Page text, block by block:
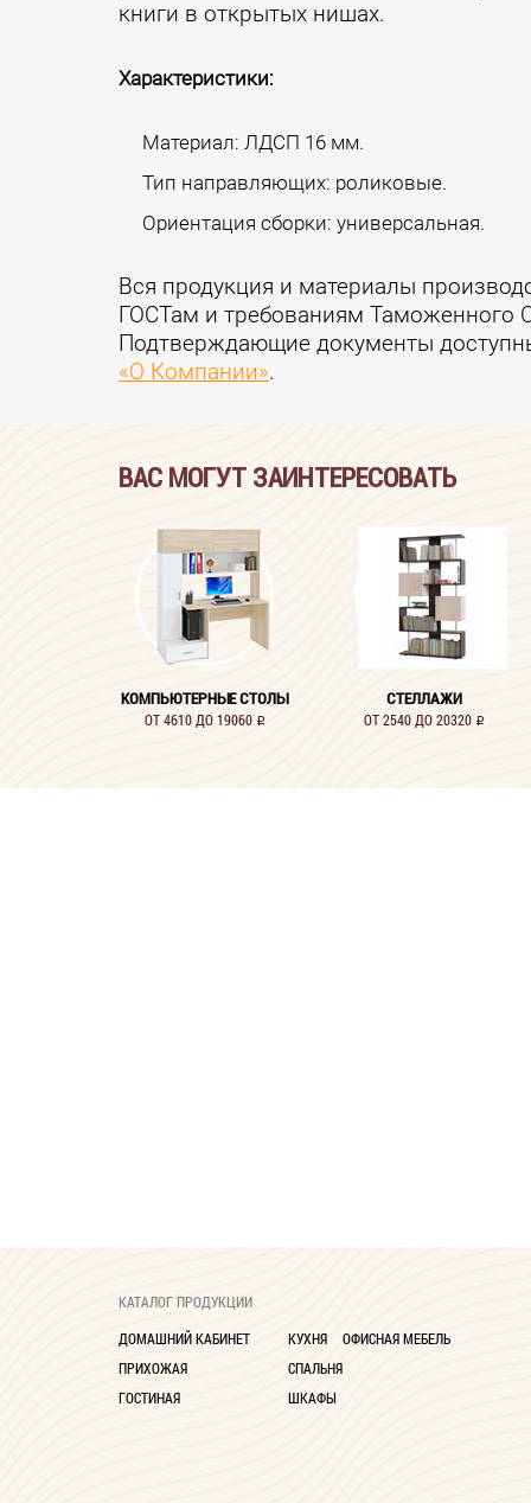
книги в открытых нишах.
Характеристики:
Материал: ЛДСП 16 мм.
Тип направляющих: роликовые.
Ориентация сборки: универсальная.
Вся продукция и материалы
ГОСТам и требованиям Таможенного
Подтверждающие документы
«О Компании».
ВАС МОГУТ ЗАИНТЕРЕСОВАТЬ
КОМПЬЮТЕРНЫЕ СТОЛЫ
ОТ 4610 ДО 19060 i
СТЕЛЛАЖИ
ОТ 2540 ДО 20320 i
КАТАЛОГ ПРОДУКЦИИ
ДОМАШНИЙ КАБИНЕТ
ПРИХОЖАЯ
ГОСТИНАЯ
КУХНЯ
СПАЛЬНЯ
ШКАФЫ
ОФИСНАЯ МЕБЕЛЬ